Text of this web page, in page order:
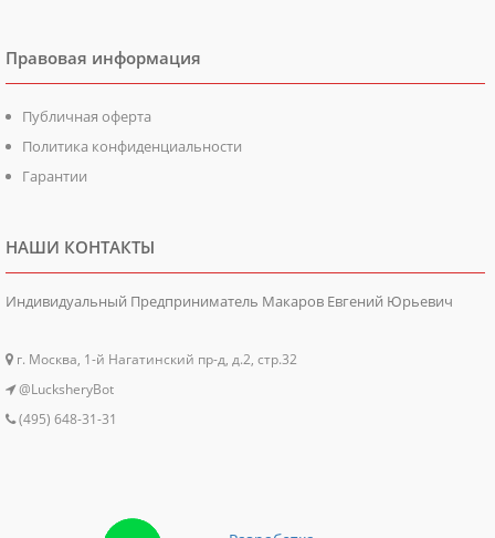
Правовая информация
Публичная оферта
Политика конфиденциальности
Гарантии
НАШИ КОНТАКТЫ
Индивидуальный Предприниматель Макаров Евгений Юрьевич
г. Москва, 1-й Нагатинский пр-д, д.2, стр.32
@LucksheryBot
(495) 648-31-31